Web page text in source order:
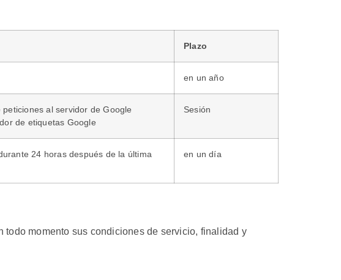
Plazo
en un año
al servidor de Google
de etiquetas Google
Sesión
24 horas después de la última
en un día
momento sus condiciones de servicio, finalidad y